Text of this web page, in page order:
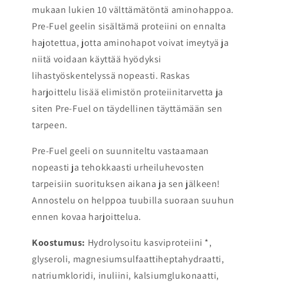
mukaan lukien 10 välttämätöntä aminohappoa.
Pre-Fuel geelin sisältämä proteiini on ennalta
hajotettua, jotta aminohapot voivat imeytyä ja
niitä voidaan käyttää hyödyksi
lihastyöskentelyssä nopeasti. Raskas
harjoittelu lisää elimistön proteiinitarvetta ja
siten Pre-Fuel on täydellinen täyttämään sen
tarpeen.
Pre-Fuel geeli on suunniteltu vastaamaan
nopeasti ja tehokkaasti urheiluhevosten
tarpeisiin suorituksen aikana ja sen jälkeen!
Annostelu on helppoa tuubilla suoraan suuhun
ennen kovaa harjoittelua.
Koostumus: Hydrolysoitu kasviproteiini *,
glyseroli, magnesiumsulfaattiheptahydraatti,
natriumkloridi, inuliini, kalsiumglukonaatti,